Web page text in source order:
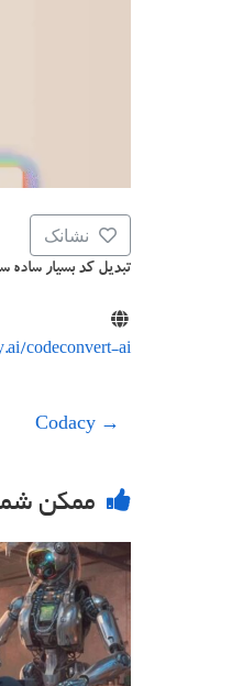
نشانک
تبدیل کد بسیار ساده
codeconvert-ai/
→
ممکن